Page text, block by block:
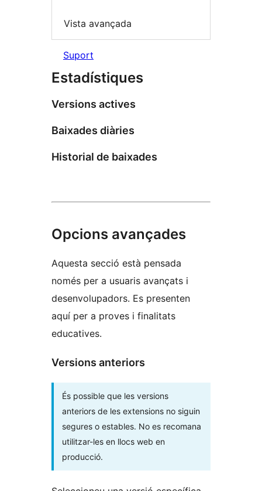
Vista avançada
Suport
Estadístiques
Versions actives
Baixades diàries
Historial de baixades
Opcions avançades
Aquesta secció està pensada
només per a usuaris avançats i
desenvolupadors. Es presenten
aquí per a proves i finalitats
educatives.
Versions anteriors
És possible que les versions
anteriors de les extensions no siguin
segures o estables. No es recomana
utilitzar-les en llocs web en
producció.